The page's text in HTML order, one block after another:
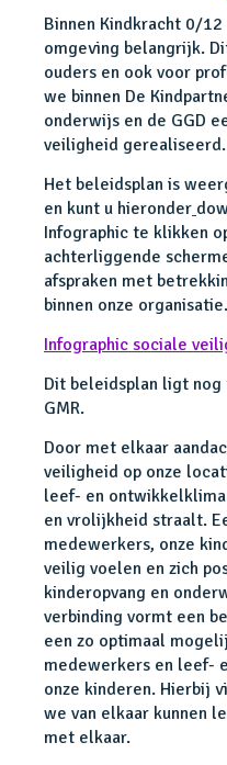
Binnen Kindkracht 0/
omgeving belangrijk.
ouders en ook voor
we binnen De
onderwijs en de GGD
veiligheid gerealiseerd.
Het beleidsplan is
en kunt u hieronder
Infographic te klikken
achterliggende
afspraken met
binnen onze organisatie.
Infographic sociale
Dit beleidsplan ligt
GMR.
Door met elkaar
veiligheid op onze
leef- en
en vrolijkheid straalt.
medewerkers, onze
veilig voelen en zich
kinderopvang en
verbinding vormt een
een zo optimaal
medewerkers en leef-
onze kinderen. Hierbij
we van elkaar kunnen
met elkaar.